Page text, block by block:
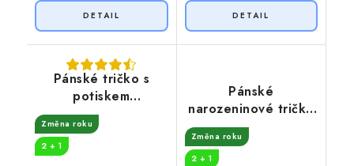
Pánské tričko s
potiskem
Nestárnoucí legenda
50 let
Změna roku
2 + 1
Pánské
narozeninové tričko
32 let odpočívám
Změna roku
2 + 1